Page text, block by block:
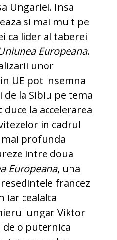
Ungariei. Insa
si mai mult pe
ca lider al taberei
Europeana.
unor
UE pot insemna
la Sibiu pe tema
la accelerarea
in cadrul
profunda
intre doua
Europeana, una
francez
iar cealalta
ungar Viktor
de o puternica